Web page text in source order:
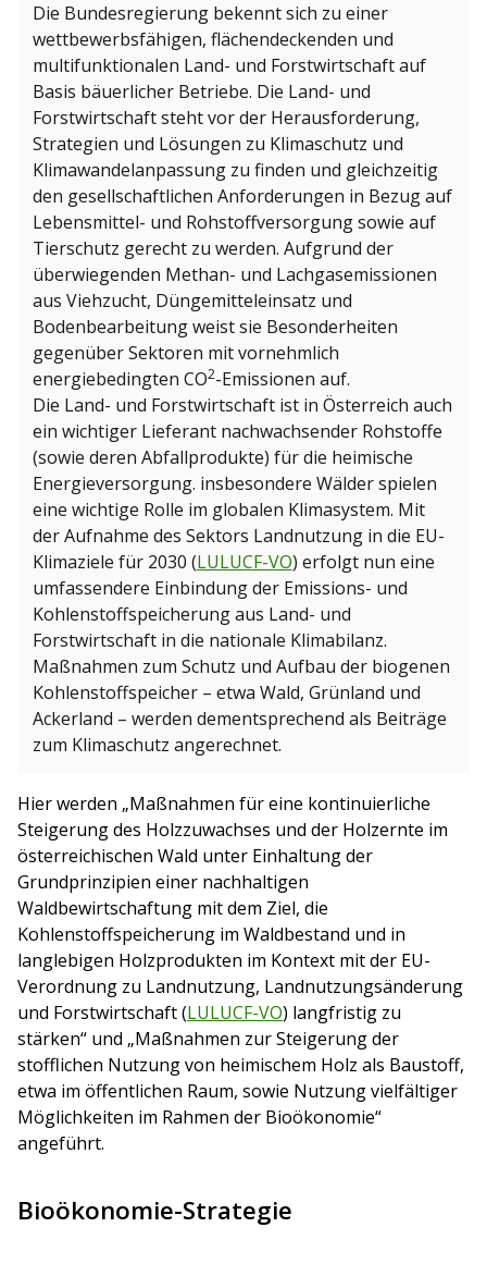
Die Bundesregierung bekennt sich zu einer
wettbewerbsfähigen, flächendeckenden und
multifunktionalen Land- und Forstwirtschaft auf
Basis bäuerlicher Betriebe. Die Land- und
Forstwirtschaft steht vor der Herausforderung,
Strategien und Lösungen zu Klimaschutz und
Klimawandelanpassung zu finden und gleichzeitig
den gesellschaftlichen Anforderungen in Bezug auf
Lebensmittel- und Rohstoffversorgung sowie auf
Tierschutz gerecht zu werden. Aufgrund der
überwiegenden Methan- und Lachgasemissionen
aus Viehzucht, Düngemitteleinsatz und
Bodenbearbeitung weist sie Besonderheiten
gegenüber Sektoren mit vornehmlich
energiebedingten CO2-Emissionen auf.
Die Land- und Forstwirtschaft ist in Österreich auch
ein wichtiger Lieferant nachwachsender Rohstoffe
(sowie deren Abfallprodukte) für die heimische
Energieversorgung. insbesondere Wälder spielen
eine wichtige Rolle im globalen Klimasystem. Mit
der Aufnahme des Sektors Landnutzung in die EU-
Klimaziele für 2030 (LULUCF-VO) erfolgt nun eine
umfassendere Einbindung der Emissions- und
Kohlenstoffspeicherung aus Land- und
Forstwirtschaft in die nationale Klimabilanz.
Maßnahmen zum Schutz und Aufbau der biogenen
Kohlenstoffspeicher – etwa Wald, Grünland und
Ackerland – werden dementsprechend als Beiträge
zum Klimaschutz angerechnet.
Hier werden „Maßnahmen für eine kontinuierliche
Steigerung des Holzzuwachses und der Holzernte im
österreichischen Wald unter Einhaltung der
Grundprinzipien einer nachhaltigen
Waldbewirtschaftung mit dem Ziel, die
Kohlenstoffspeicherung im Waldbestand und in
langlebigen Holzprodukten im Kontext mit der EU-
Verordnung zu Landnutzung, Landnutzungsänderung
und Forstwirtschaft (LULUCF-VO) langfristig zu
stärken“ und „Maßnahmen zur Steigerung der
stofflichen Nutzung von heimischem Holz als Baustoff,
etwa im öffentlichen Raum, sowie Nutzung vielfältiger
Möglichkeiten im Rahmen der Bioökonomie“
angeführt.
Bioökonomie-Strategie